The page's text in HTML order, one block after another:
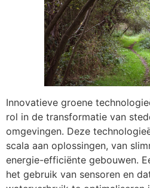
Innovatieve groene
rol in de transformatie van
omgevingen. Deze
scala aan oplossingen, van
energie-efficiënte gebouwen.
het gebruik van sensoren en